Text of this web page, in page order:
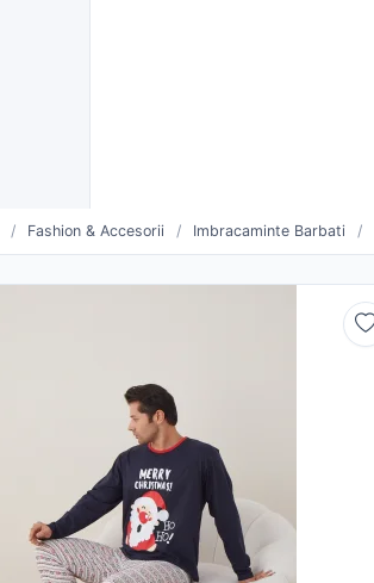
/ Fashion & Accesorii / Imbracaminte Barbati /